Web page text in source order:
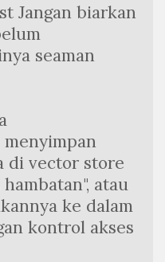
Jangan biarkan
seaman
menyimpan
di vector store
atau
ke dalam
kontrol akses